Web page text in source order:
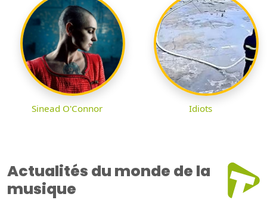
Sinead O'Connor Idiots
Actualités du monde de la
musique